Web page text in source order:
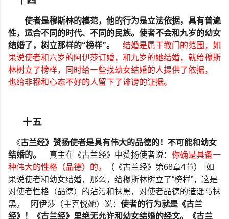
使者是穆斯林的模范，他的行为是立法依据，具有普遍
性，适合不同的时代、不同的民族。使者不会和九岁的幼女
结婚了，树立那样的“榜样”。
结婚是属于教门的范围，如
果说使者和六岁的阿伊莎订婚，和九岁的她结婚，就给穆斯
林树立了榜样，同时给一些找幼女结婚的人提供了依据，
也给非穆和心态不好的人留下了诽谤的证据。
十五
《古兰经》赞扬使者是具有伟大的品德的！不可能和幼女
结婚的。
真主在《古兰经》中赞扬使者说： 你确是具备一
种伟大的性格（品德）的。
（《古兰经》第68章4节）
如
果说使者和幼女结婚，那么，给穆斯林树立了“榜样”，这是
对使者性格（品德）的沾污和抹黑，对使者品德的造谣与抹
黑。
阿伊莎（主喜悦她）说： 使者的行为就是《古兰
经》！《古兰经》里绝无允许和幼女结婚的经文。《古兰